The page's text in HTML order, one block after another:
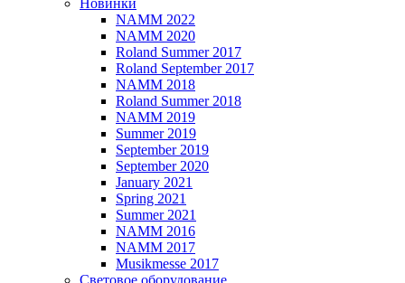
Новинки
NAMM 2022
NAMM 2020
Roland Summer 2017
Roland September 2017
NAMM 2018
Roland Summer 2018
NAMM 2019
Summer 2019
September 2019
September 2020
January 2021
Spring 2021
Summer 2021
NAMM 2016
NAMM 2017
Musikmesse 2017
Световое оборудование